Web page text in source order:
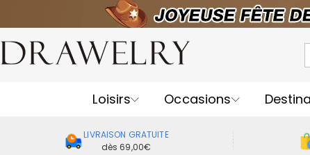
Loisirs Occasions
LIVRAISON GRATUITE
dès 69,00€